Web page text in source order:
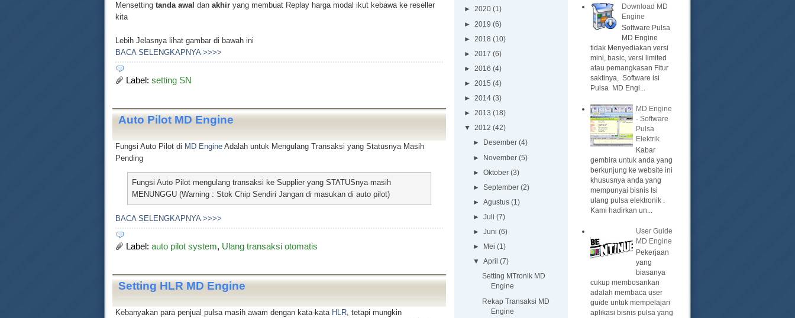
Mensetting tanda awal dan akhir yang membuat Replay harga modal ikut kebawa ke reseller
kita
Lebih Jelasnya lihat gambar di bawah ini
BACA SELENGKAPNYA >>>>
Label: setting SN
Auto Pilot MD Engine
Fungsi Auto Pilot di MD Engine Adalah untuk Mengulang Transaksi yang Statusnya Masih
Pending
Fungsi Auto Pilot mengulang transaksi ke Supplier yang STATUSnya masih
MENUNGGU (Warning : Stok Chip Sendiri Jangan di masukan di auto pilot)
BACA SELENGKAPNYA >>>>
Label: auto pilot system, Ulang transaksi otomatis
Setting HLR MD Engine
Kebanyakan para penjual pulsa masih awam dengan kata-kata HLR , tetapi mungkin
► 2020 (1)
► 2019 (6)
► 2018 (10)
► 2017 (6)
► 2016 (4)
► 2015 (4)
► 2014 (3)
► 2013 (18)
▼ 2012 (42)
►
Desember (4)
► November (5)
► Oktober (3)
► September (2)
► Agustus (1)
► Juli (7)
► Juni (6)
►
Mei (1)
▼ April (7)
Setting MTronik MD
Engine
Rekap Transaksi MD
Engine
Download MD
Engine
Software Pulsa
MD Engine
tidak Menyediakan versi
mini, basic, versi limited
atau pemangkasan Fitur
saktinya, Software isi
Pulsa MD Engi...
MD Engine
- Software
Pulsa
Elektrik
Kabar
gembira untuk anda yang
berkunjung ke website ini
khususnya anda yang
mempunyai bisnis Isi
ulang pulsa elektronik .
Kami hadirkan un...
User Guide
MD Engine
Pekerjaan
yang
biasanya
cukup membosankan
adalah membaca user
guide untuk mempelajari
aplikasi bisnis pulsa yang